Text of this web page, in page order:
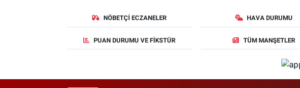
NÖBETÇI ECZANELER HAVA DURUMU
PUAN DURUMU VE FIKSTÜR TÜM MANŞETLER